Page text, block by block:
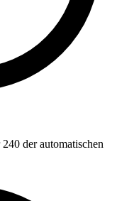
der automatischen